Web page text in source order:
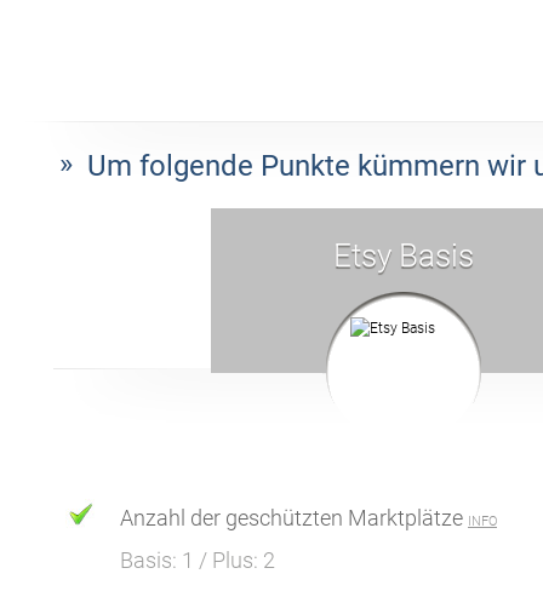
Um folgende Punkte kümmern wir
Etsy Basis
Anzahl der geschützten Marktplätze INFO
Basis: 1 / Plus: 2